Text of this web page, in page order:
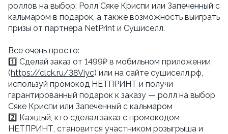
роллов на выбор: Ролл Сяке Криспи или Запеченный с
кальмаром в подарок, а также возможность выиграть
призы от партнера NetPrint и Сушиселл.
Все очень просто:
1️⃣ Сделай заказ от 1499₽ в мобильном приложении
(https://clck.ru/38Viyc) или на сайте сушиселл.рф,
используй промокод НЕТПРИНТ и получи
гарантированный подарок к заказу — ролл на выбор
Сяке Криспи или Запеченный с кальмаром
2️⃣ Каждый, кто сделал заказ с промокодом
НЕТПРИНТ, становится участником розыгрыша и